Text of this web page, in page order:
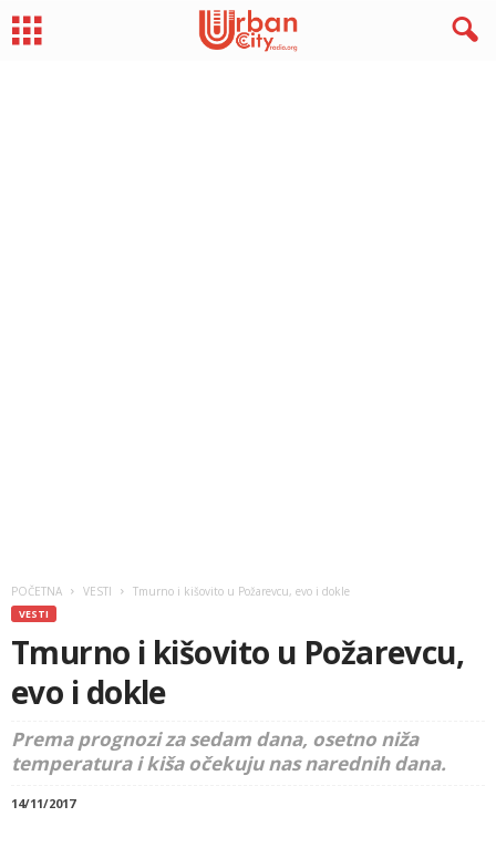
POČETNA VESTI Tmurno i kišovito u Požarevcu, evo i dokle
VESTI
Tmurno i kišovito u Požarevcu,
evo i dokle
Prema prognozi za sedam dana, osetno niža
temperatura i kiša očekuju nas narednih dana.
14/11/2017